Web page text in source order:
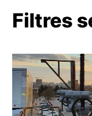
Industry
Oil & Gas
Power
Water
SIL
Corrosion
Service -
Explosion
Produit
SAR
SAV
Filtres